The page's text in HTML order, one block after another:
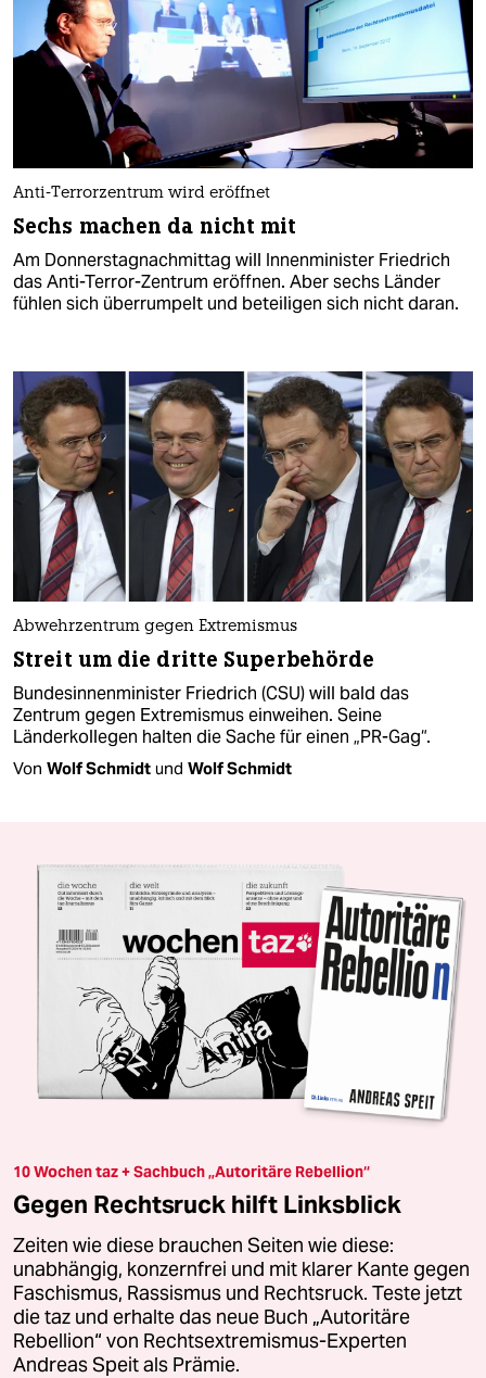
Anti-Terrorzentrum wird eröffnet
Sechs machen da nicht mit
Am Donnerstagnachmittag will Innenminister Friedrich
das Anti-Terror-Zentrum eröffnen. Aber sechs Länder
fühlen sich überrumpelt und beteiligen sich nicht daran.
Abwehrzentrum gegen Extremismus
Streit um die dritte Superbehörde
Bundesinnenminister Friedrich (CSU) will bald das
Zentrum gegen Extremismus einweihen. Seine
Länderkollegen halten die Sache für einen „PR-Gag“.
Von Wolf Schmidt und Wolf Schmidt
10 Wochen taz + Sachbuch „Autoritäre Rebellion“
Gegen Rechtsruck hilft Linksblick
Zeiten wie diese brauchen Seiten wie diese:
unabhängig, konzernfrei und mit klarer Kante gegen
Faschismus, Rassismus und Rechtsruck. Teste jetzt
die taz und erhalte das neue Buch „Autoritäre
Rebellion“ von Rechtsextremismus-Experten
Andreas Speit als Prämie.